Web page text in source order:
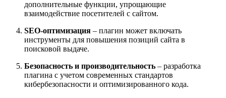
дополнительные функции, упрощающие
взаимодействие посетителей с сайтом.
SEO-оптимизация – плагин может включать
инструменты для повышения позиций сайта в
поисковой выдаче.
Безопасность и производительность – разработка
плагина с учетом современных стандартов
кибербезопасности и оптимизированного кода.